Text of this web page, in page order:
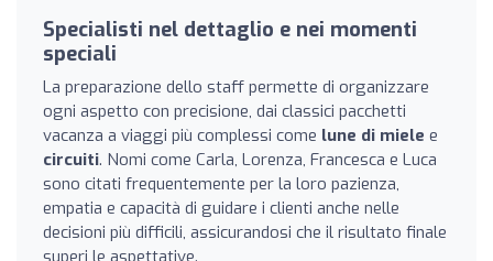
Specialisti nel dettaglio e nei momenti
speciali
La preparazione dello staff permette di organizzare
ogni aspetto con precisione, dai classici pacchetti
vacanza a viaggi più complessi come lune di miele e
circuiti. Nomi come Carla, Lorenza, Francesca e Luca
sono citati frequentemente per la loro pazienza,
empatia e capacità di guidare i clienti anche nelle
decisioni più difficili, assicurandosi che il risultato finale
superi le aspettative.